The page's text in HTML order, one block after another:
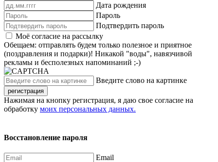
Дата рождения
Пароль
Подтвердить пароль
Моё согласие на рассылку
Обещаем: отправлять будем только полезное и приятное
(поздравления и подарки)! Никакой "воды", навязчивой
рекламы и бесполезных напоминаний ;-)
Введите слово на картинке
регистрация
Нажимая на кнопку регистрация, я даю свое согласие на
обработку моих персональных данных.
Восстановление пароля
Email